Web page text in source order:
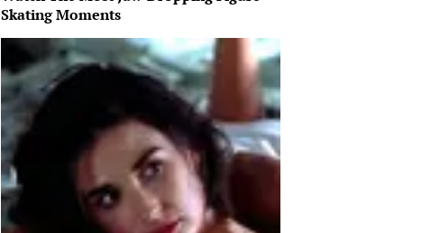
Skating Moments